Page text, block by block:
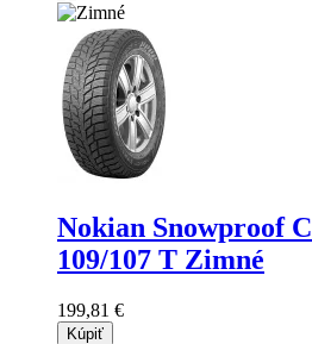
Nokian Snowproof C
109/107 T Zimné
199,81 €
Kúpiť